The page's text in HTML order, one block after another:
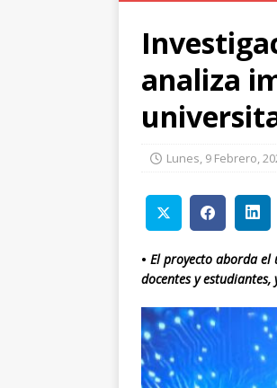
analiza
Lunes, 9 Febrero,
• El proyecto aborda el
docentes y